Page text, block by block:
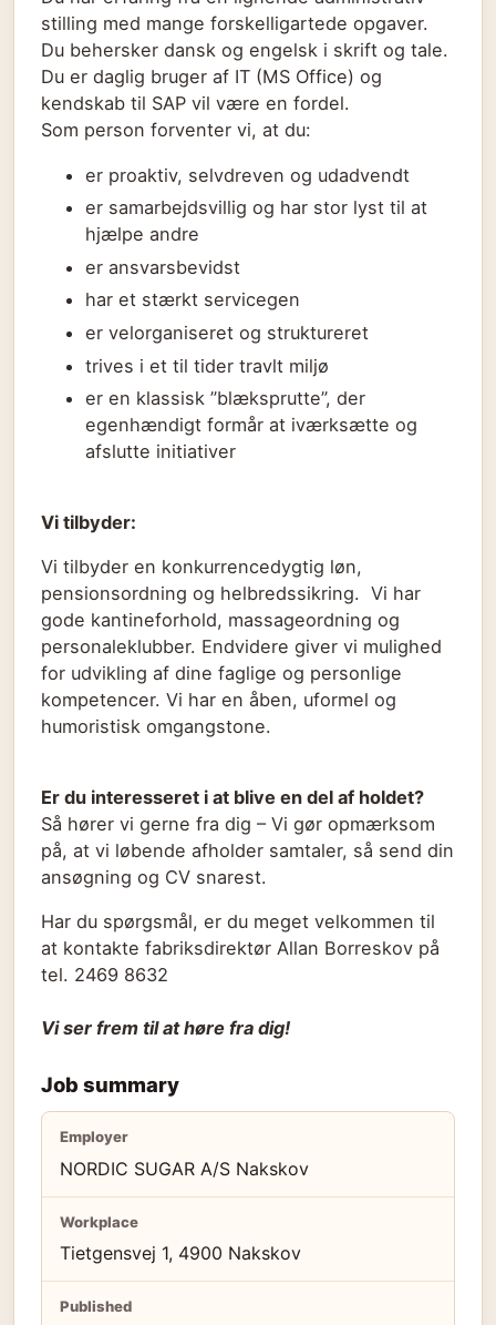
stilling med mange forskelligartede opgaver.
Du behersker dansk og engelsk i skrift og tale.
Du er daglig bruger af IT (MS Office) og
kendskab til SAP vil være en fordel.
Som person forventer vi, at du:
er proaktiv, selvdreven og udadvendt
er samarbejdsvillig og har stor lyst til at
hjælpe andre
er ansvarsbevidst
har et stærkt servicegen
er velorganiseret og struktureret
trives i et til tider travlt miljø
er en klassisk ”blæksprutte”, der
egenhændigt formår at iværksætte og
afslutte initiativer
Vi tilbyder:
Vi tilbyder en konkurrencedygtig løn,
pensionsordning og helbredssikring. Vi har
gode kantineforhold, massageordning og
personaleklubber. Endvidere giver vi mulighed
for udvikling af dine faglige og personlige
kompetencer. Vi har en åben, uformel og
humoristisk omgangstone.
Er du interesseret i at blive en del af holdet?
Så hører vi gerne fra dig – Vi gør opmærksom
på, at vi løbende afholder samtaler, så send din
ansøgning og CV snarest.
Har du spørgsmål, er du meget velkommen til
at kontakte fabriksdirektør Allan Borreskov på
tel. 2469 8632
Vi ser frem til at høre fra dig!
Job summary
Employer
NORDIC SUGAR A/S Nakskov
Workplace
Tietgensvej 1, 4900 Nakskov
Published